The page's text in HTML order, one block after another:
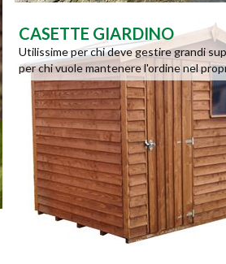
CASETTE GIARDINO
Utilissime per chi deve gestire grandi
per chi vuole mantenere l'ordine nel